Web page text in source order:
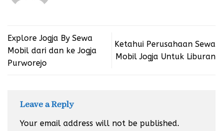
Explore Jogja By Sewa
Mobil dari dan ke Jogja
Purworejo
Ketahui Perusahaan Sewa
Mobil Jogja Untuk Liburan
Leave a Reply
Your email address will not be published.